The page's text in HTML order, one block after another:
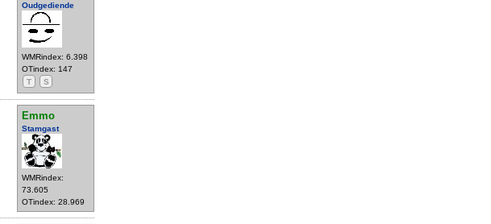
Oudgediende
WMRindex: 6.398
OTindex: 147
T
S
Emmo
Stamgast
WMRindex:
73.605
OTindex: 28.969